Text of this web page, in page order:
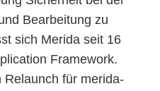
Bearbeitung zu
sich Merida seit 16
Framework.
Relaunch für merida-